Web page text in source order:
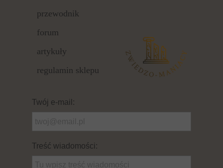
Twój e-mail:
Treść wiadomości:
przewodnik
forum
artykuły
regulamin sklepu